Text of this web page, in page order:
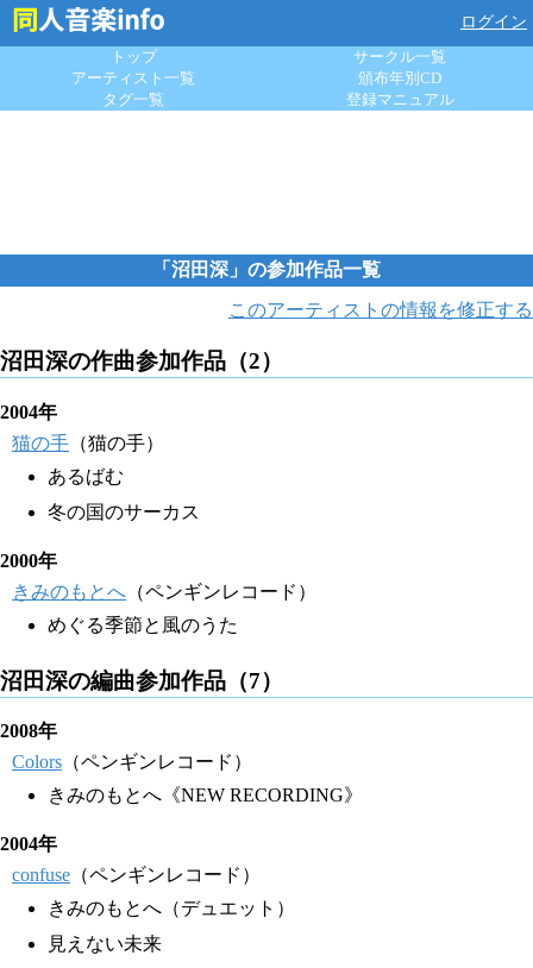
ログイン
トップ
サークル一覧
アーティスト一覧
頒布年別CD
タグ一覧
登録マニュアル
「沼田深」の参加作品一覧
このアーティストの情報を修正する
沼田深の作曲参加作品（2）
2004年
猫の手 （猫の手）
あるばむ
冬の国のサーカス
2000年
きみのもとへ （ペンギンレコード）
めぐる季節と風のうた
沼田深の編曲参加作品（7）
2008年
Colors （ペンギンレコード）
きみのもとへ《NEW RECORDING》
2004年
confuse （ペンギンレコード）
きみのもとへ（デュエット）
見えない未来